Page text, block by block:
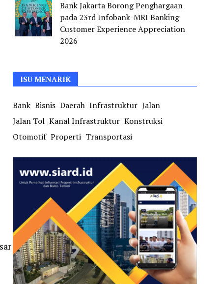
Bank Jakarta Borong Penghargaan
pada 23rd Infobank-MRI Banking
Customer Experience Appreciation
2026
ISU MENARIK
Bank Bisnis Daerah Infrastruktur Jalan
Jalan Tol Kanal Infrastruktur Konstruksi
Otomotif Properti Transportasi